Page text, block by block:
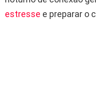
estresse e preparar o